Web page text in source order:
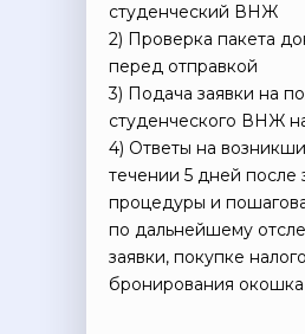
студенческий ВНЖ
2) Проверка пакета
перед отправкой
3) Подача заявки на
студенческого ВНЖ
4) Ответы на
течении 5 дней после
процедуры и
по дальнейшему
заявки, покупке
бронирования